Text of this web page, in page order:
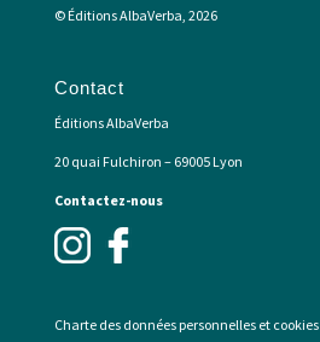
© Éditions AlbaVerba, 2026
Contact
Éditions AlbaVerba
20 quai Fulchiron – 69005 Lyon
Contactez-nous
Charte des données personnelles et cookies